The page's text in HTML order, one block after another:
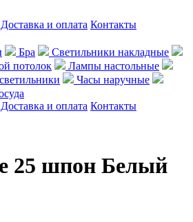
Доставка и оплата Контакты
Бра
Светильники накладные
потолок
Лампы настольные
Часы наручные
Доставка и оплата Контакты
25 шпон Белый